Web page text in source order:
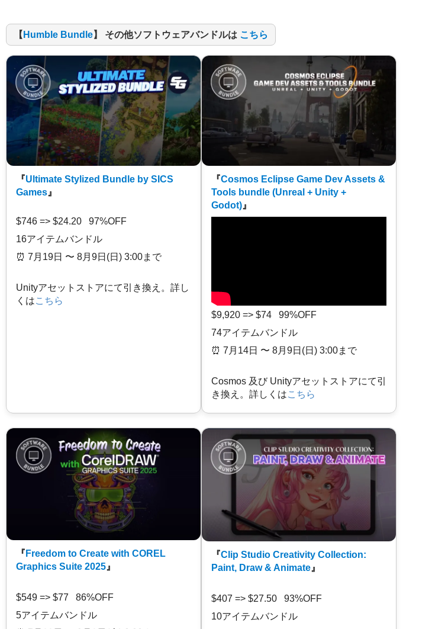
【 Humble Bundle】 その他ソフトウェアバンドルは こちら
『Ultimate Stylized Bundle by SICS
Games』
$746 => $24.20 97%OFF
16アイテムバンドル
⏰️ 7月19日 〜 8月9日(日) 3:00まで
Unityアセットストアにて引き換え。詳し
くはこちら
『Cosmos Eclipse Game Dev Assets &
Tools bundle (Unreal + Unity +
Godot)』
$9,920 => $74 99%OFF
74アイテムバンドル
⏰️ 7月14日 〜 8月9日(日) 3:00まで
Cosmos 及び Unityアセットストアにて引
き換え。詳しくはこちら
『 Freedom to Create with COREL
Graphics Suite 2025 』
$549 => $77 86%OFF
5アイテムバンドル
『Clip Studio Creativity Collection:
Paint, Draw & Animate 』
$407 => $27.50 93%OFF
10アイテムバンドル